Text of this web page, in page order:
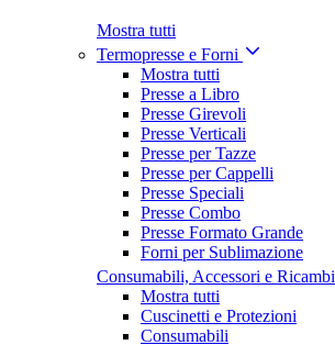
Mostra tutti
Termopresse e Forni
Mostra tutti
Presse a Libro
Presse Girevoli
Presse Verticali
Presse per Tazze
Presse per Cappelli
Presse Speciali
Presse Combo
Presse Formato Grande
Forni per Sublimazione
Consumabili, Accessori e Ricambi
Mostra tutti
Cuscinetti e Protezioni
Consumabili